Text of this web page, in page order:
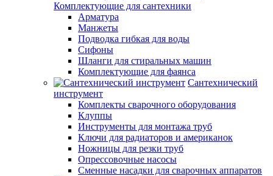
Комплектующие для сантехники
Арматура
Манжеты
Подводка гибкая для воды
Сифоны
Шланги для стиральных машин
Комплектующие для фаянса
Сантехнический
инструмент
Комплекты сварочного оборудования
Клуппы
Инструменты для монтажа труб
Ключи для радиаторов и американок
Ножницы для резки труб
Опрессовочные насосы
Сменные насадки для сварочных аппаратов